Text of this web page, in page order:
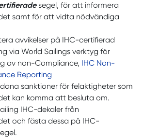
segel, för att informera
samt för att vidta nödvändiga
avvikelser på IHC-certifierad
via World Sailings verktyg för
av non-Compliance, IHC Non-
Reporting
sanktioner för felaktigheter som
kan komma att besluta om.
IHC-dekaler från
och fästa dessa på IHC-